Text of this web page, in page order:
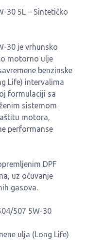
30 5L – Sintetičko
30 je vrhunsko
motorno ulje
benzinske
Life) intervalima
formulaciji sa
sistemom
motora,
performanse
DPF
uz očuvanje
gasova.
507 5W-30
ulja (Long Life)